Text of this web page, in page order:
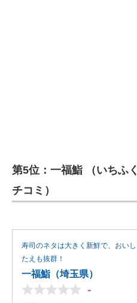
第5位：一福鮨 （いちふ
チコミ）
寿司のネタは大きく新鮮で、おい
たえも抜群！
一福鮨（埼玉県）
-